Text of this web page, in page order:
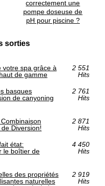
correctement une
pompe doseuse de
pH pour piscine ?
sorties
votre spa grâce à
de gamme
2 551
Hits
basques
de canyoning
2 761
Hits
Diversion!
2 871
Hits
état:
le boîtier de
4 450
Hits
des propriétés
naturelles
2 919
Hits